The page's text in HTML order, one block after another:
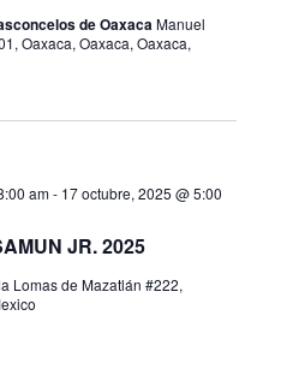
y
a
v
s
de OaxacaManuel
Oaxaca, Oaxaca, Oaxaca,
JR. 2025
am- 17 octubre, 2025 @ 5:00
Lomas de Mazatlán #222,